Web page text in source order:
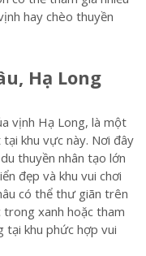
hay chèo thuyền
Hạ Long
vịnh Hạ Long, là một
khu vực này. Nơi đây
thuyền nhân tạo lớn
đẹp và khu vui chơi
có thể thư giãn trên
xanh hoặc tham
tại khu phức hợp vui